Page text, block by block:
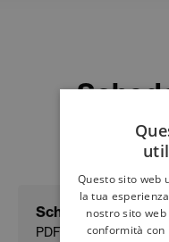
Scheda tecnica
PDF - 134.85 KB
Questo sito web
la tua
nostro sito
conformità con